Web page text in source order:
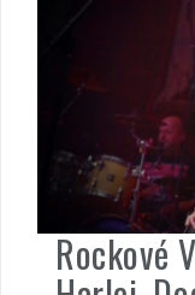
Rockové